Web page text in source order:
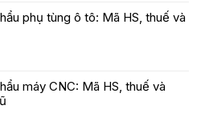
phụ tùng ô tô: Mã HS, thuế và
máy CNC: Mã HS, thuế và